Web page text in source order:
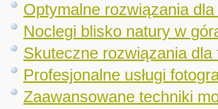
Optymalne rozwiązania dla
Noclegi blisko natury w
Skuteczne rozwiązania
Profesjonalne usługi
Zaawansowane techniki